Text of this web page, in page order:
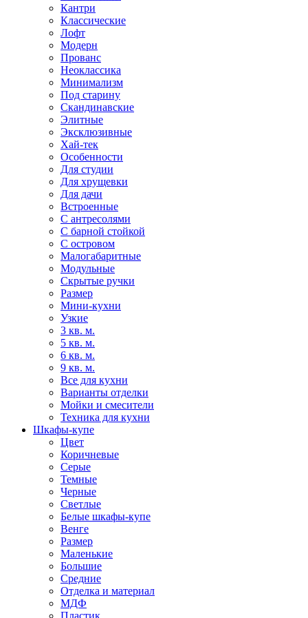
Кантри
Классические
Лофт
Модерн
Прованс
Неоклассика
Минимализм
Под старину
Скандинавские
Элитные
Эксклюзивные
Хай-тек
Особенности
Для студии
Для хрущевки
Для дачи
Встроенные
С антресолями
С барной стойкой
С островом
Малогабаритные
Модульные
Скрытые ручки
Размер
Мини-кухни
Узкие
3 кв. м.
5 кв. м.
6 кв. м.
9 кв. м.
Все для кухни
Варианты отделки
Мойки и смесители
Техника для кухни
Шкафы-купе
Цвет
Коричневые
Серые
Темные
Черные
Светлые
Белые шкафы-купе
Венге
Размер
Маленькие
Большие
Средние
Отделка и материал
МДФ
Пластик